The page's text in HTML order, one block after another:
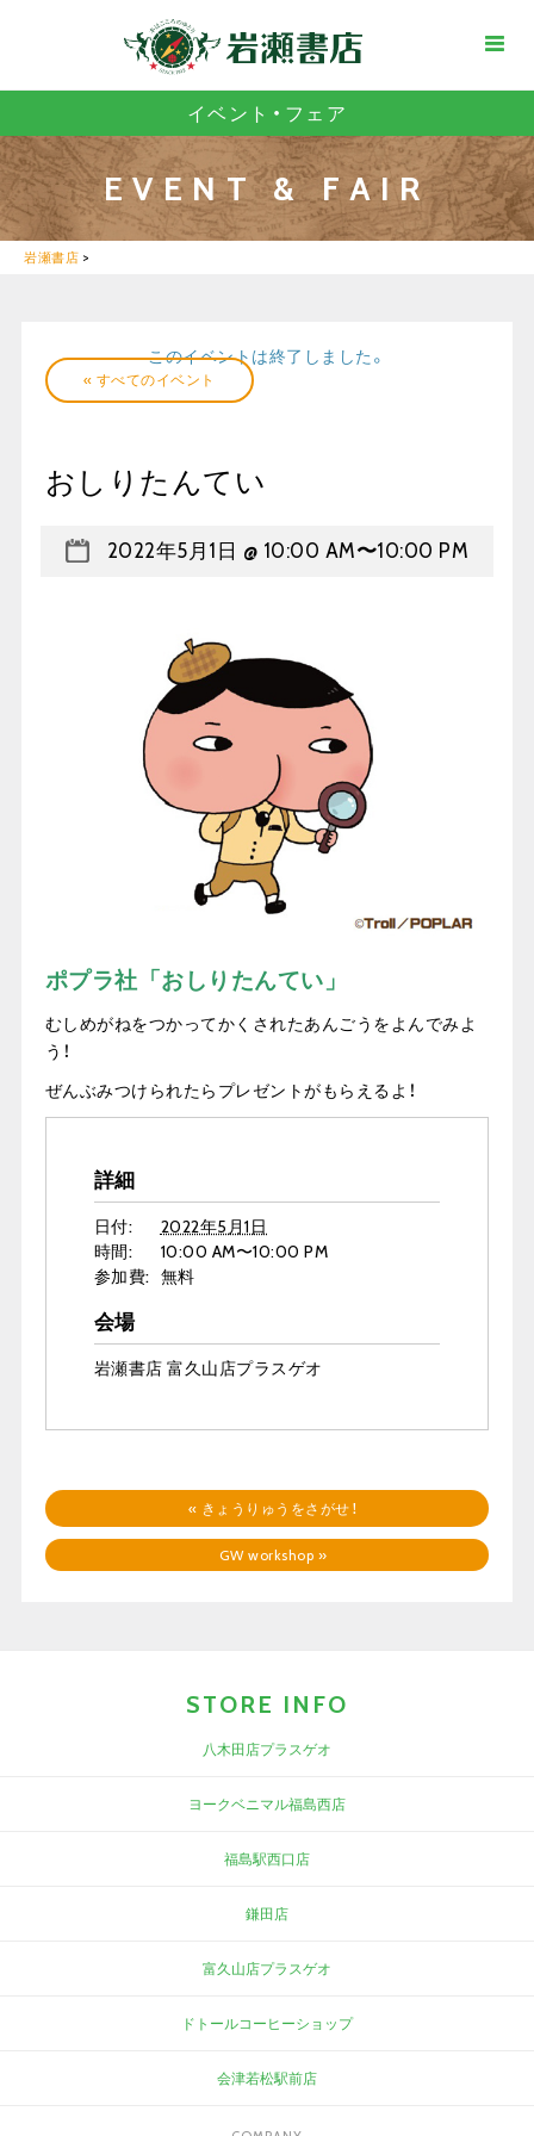
イベント・フェア
EVENT & FAIR
岩瀬書店 >
« すべてのイベント
このイベントは終了しました。
おしりたんてい
2022年5月1日 @ 10:00 AM〜10:00 PM
ポプラ社「おしりたんてい」
むしめがねをつかってかくされたあんごうをよんでみよ
う！
ぜんぶみつけられたらプレゼントがもらえるよ！
詳細
日付:
2022年5月1日
時間:
10:00 AM〜10:00 PM
参加費: 無料
会場
岩瀬書店 富久山店プラスゲオ
« きょうりゅうをさがせ！
GW workshop »
STORE INFO
八木田店プラスゲオ
ヨークベニマル福島西店
福島駅西口店
鎌田店
富久山店プラスゲオ
ドトールコーヒーショップ
会津若松駅前店